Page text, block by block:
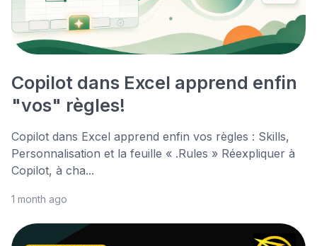
Copilot dans Excel apprend enfin
"vos" règles!
Copilot dans Excel apprend enfin vos règles : Skills,
Personnalisation et la feuille « .Rules » Réexpliquer à
Copilot, à cha...
1 month ago